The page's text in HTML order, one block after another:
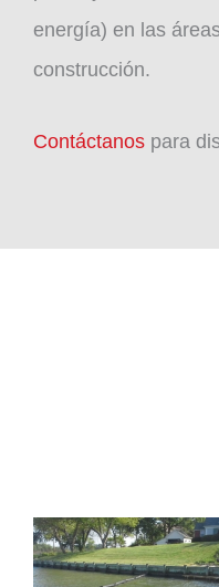
energía) en las
construcción.
Contáctanos para